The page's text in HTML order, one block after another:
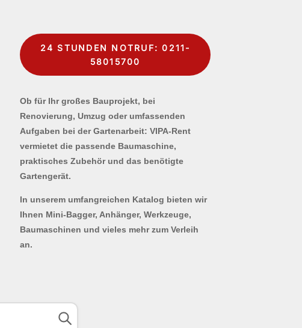
24 STUNDEN NOTRUF: 0211-
58015700
Ob für Ihr großes Bauprojekt, bei
Renovierung, Umzug oder umfassenden
Aufgaben bei der Gartenarbeit: VIPA-Rent
vermietet die passende Baumaschine,
praktisches Zubehör und das benötigte
Gartengerät.
In unserem umfangreichen Katalog bieten wir
Ihnen Mini-Bagger, Anhänger, Werkzeuge,
Baumaschinen und vieles mehr zum Verleih
an.